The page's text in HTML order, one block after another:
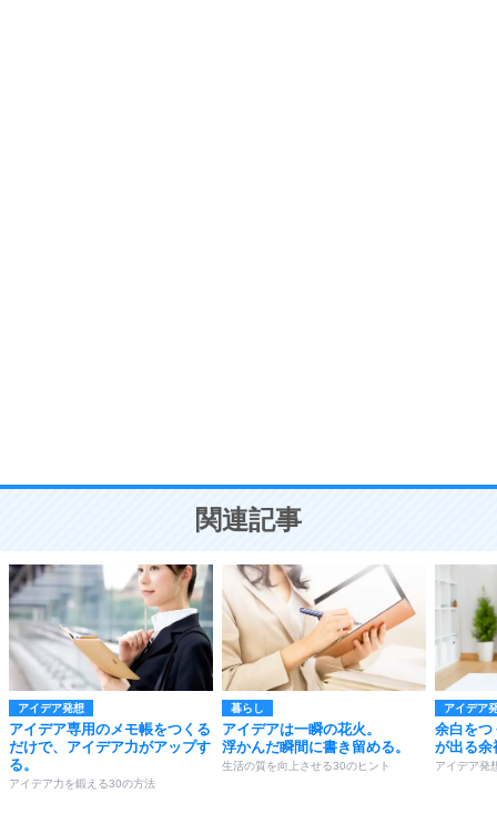
ことが大切。
関連記事
アイデア発想
アイデア専用のメモ帳をつくる
だけで、アイデア力がアップす
る。
アイデア力を鍛える30の方法
暮らし
アイデアは一瞬の花火。
浮かんだ瞬間に書き留める。
生活の質を向上させる30のヒント
アイデア
余白をつ
が出る余
アイデア発